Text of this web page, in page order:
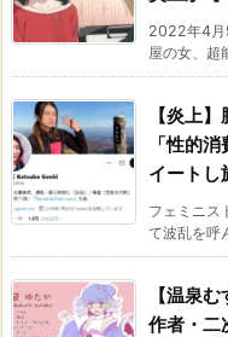
2022年4月
屋の女、超
【炎上
「性的
イートし
フェミニス
て波乱を呼
【温泉
作者・二